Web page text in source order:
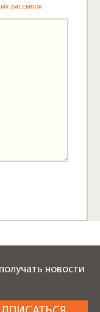
рассылок.
новости